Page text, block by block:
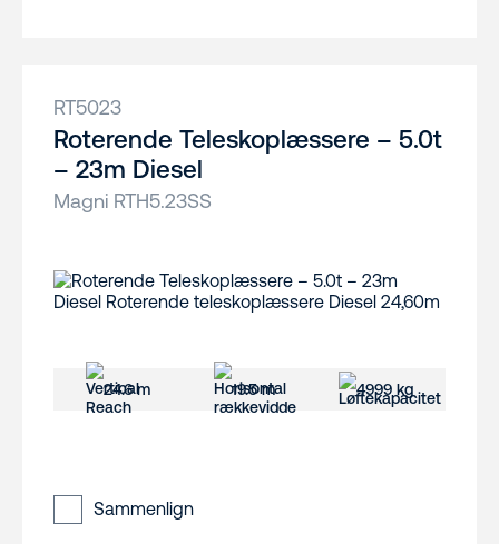
RT5023
Roterende Teleskoplæssere – 5.0t
– 23m Diesel
Magni RTH5.23SS
24.6 m 19.5 m 4999 kg
Sammenlign